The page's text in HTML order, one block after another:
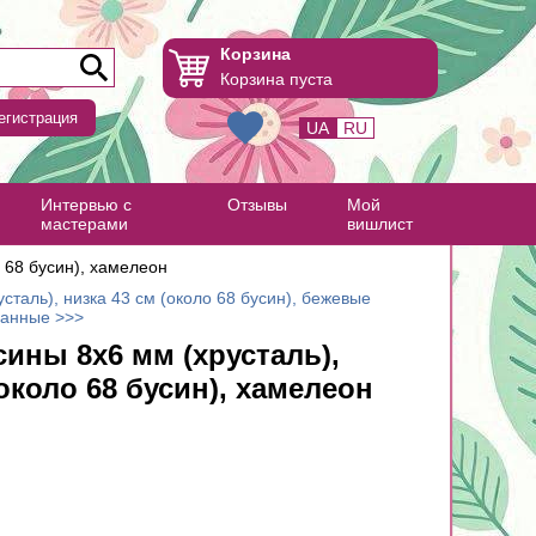
Корзина
Корзина пуста
UA RU
Интервью с
мастерами
Отзывы
Мой
вишлист
бусин), хамелеон
низка 43 см (около 68 бусин), бежевые
>>>
8х6 мм (хрусталь),
68 бусин), хамелеон